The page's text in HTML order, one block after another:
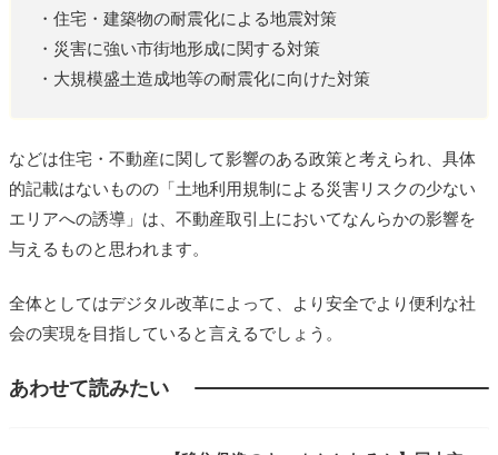
・住宅・建築物の耐震化による地震対策
・災害に強い市街地形成に関する対策
・大規模盛土造成地等の耐震化に向けた対策
などは住宅・不動産に関して影響のある政策と考えられ、具体
的記載はないものの「土地利用規制による災害リスクの少ない
エリアへの誘導」は、不動産取引上においてなんらかの影響を
与えるものと思われます。
全体としてはデジタル改革によって、より安全でより便利な社
会の実現を目指していると言えるでしょう。
あわせて読みたい